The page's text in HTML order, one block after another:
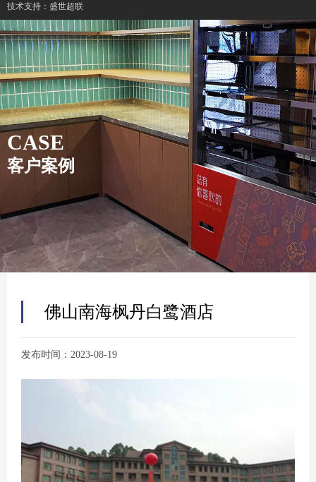
技术支持：盛世超联
CASE
客户案例
佛山南海枫丹白鹭酒店
发布时间：2023-08-19